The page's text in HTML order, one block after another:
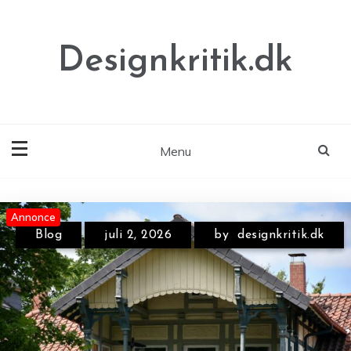
Designkritik.dk
Menu
Annonce
Annonce
Blog juli 2, 2026 by designkritik.dk
Annonce